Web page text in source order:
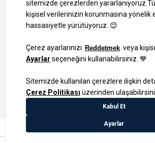
Bilgi Toplum Hizmetleri
KVKK Veri İşleme Politikamız